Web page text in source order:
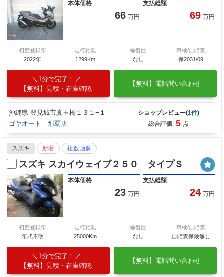
本体価格
66 万円
支払総額
69 万円
初度登録年
2022年
走行距離
1299Km
修復歴
なし
車検/自賠責
保2031/09
1分で完了！
【無料】見積・在庫確認
【無料】電話問い合わせ
沖縄県 豊見城市真玉橋１３１−１
ゴヤオート 那覇店
ショップレビュー(1件)
総合評価: 5 点
スズキ 新着 複数画像
スズキ スカイウェイブ２５０ タイプＳ
本体価格
23 万円
支払総額
24 万円
初度登録年
年式不明
走行距離
25000Km
修復歴
なし
車検/自賠責
自賠責保険無し
1分で完了！
【無料】見積・在庫確認
【無料】電話問い合わせ